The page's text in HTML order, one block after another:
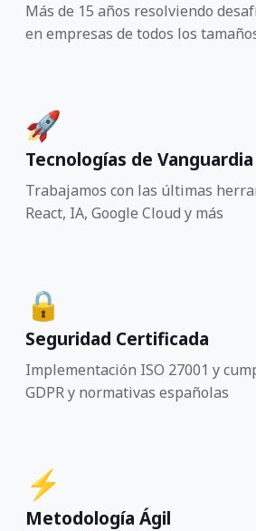
Más de 15 años resolviendo
en empresas de todos los
🚀
Tecnologías de Vanguardia
Trabajamos con las últimas
React, IA, Google Cloud y más
🔒
Seguridad Certificada
Implementación ISO 27001 y
GDPR y normativas españolas
⚡
Metodología Ágil